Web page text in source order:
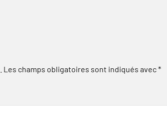
Les champs obligatoires sont indiqués avec*